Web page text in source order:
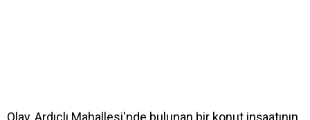
Olay, Ardıçlı Mahallesi'nde bulunan bir konut inşaatının